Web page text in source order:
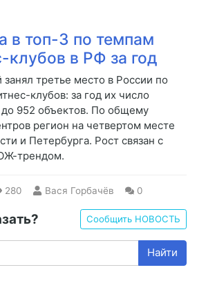
в топ-3 по темпам
клубов в РФ за год
занял третье место в России по
клубов: за год их число
952 объектов. По общему
регион на четвертом месте
и Петербурга. Рост связан с
трендом.
280 Вася Горбачёв 0
Сообщить НОВОСТЬ
Найти